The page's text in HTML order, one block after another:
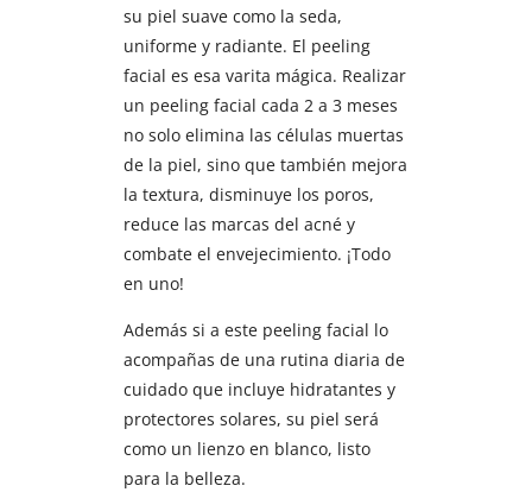
su piel suave como la seda,
uniforme y radiante. El peeling
facial es esa varita mágica. Realizar
un peeling facial cada 2 a 3 meses
no solo elimina las células muertas
de la piel, sino que también mejora
la textura, disminuye los poros,
reduce las marcas del acné y
combate el envejecimiento. ¡Todo
en uno!
Además si a este peeling facial lo
acompañas de una rutina diaria de
cuidado que incluye hidratantes y
protectores solares, su piel será
como un lienzo en blanco, listo
para la belleza.